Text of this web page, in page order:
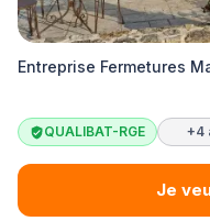
Entreprise Fermetures
QUALIBAT-RGE +4
Je